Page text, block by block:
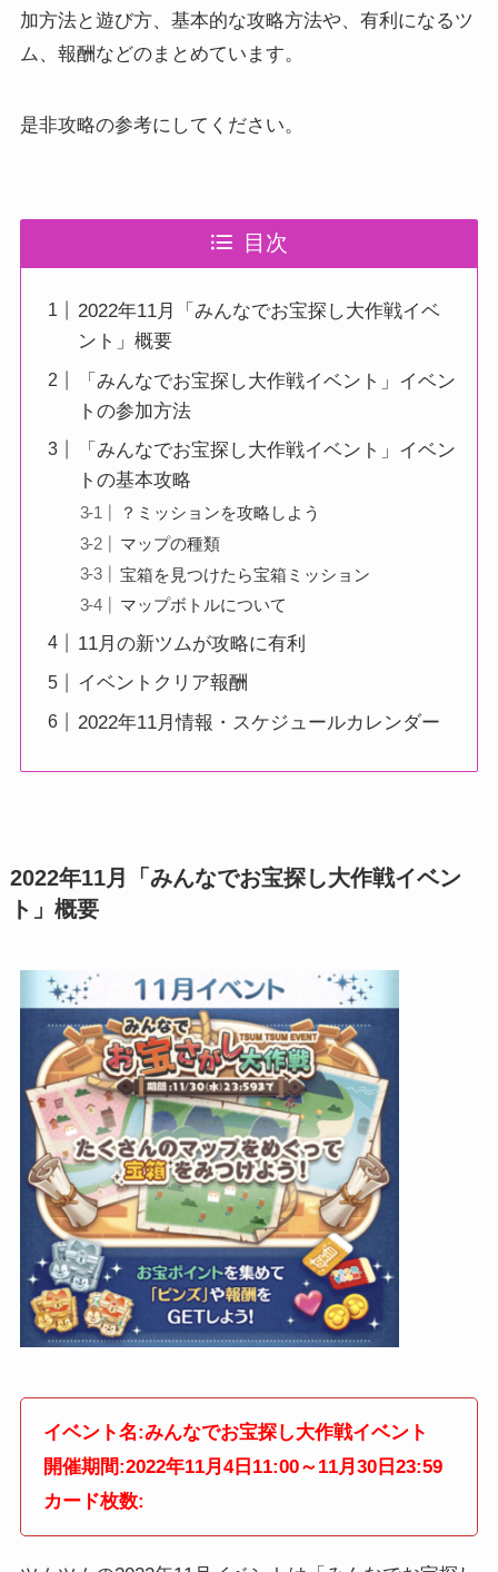
加方法と遊び方、基本的な攻略方法や、有利になるツ
ム、報酬などのまとめています。
是非攻略の参考にしてください。
目次
2022年11月「みんなでお宝探し大作戦イベ
ント」概要
「みんなでお宝探し大作戦イベント」イベン
トの参加方法
「みんなでお宝探し大作戦イベント」イベン
トの基本攻略
？ミッションを攻略しよう
マップの種類
宝箱を見つけたら宝箱ミッション
マップボトルについて
11月の新ツムが攻略に有利
イベントクリア報酬
2022年11月情報・スケジュールカレンダー
2022年11月「みんなでお宝探し大作戦イベン
ト」概要
イベント名:みんなでお宝探し大作戦イベント
開催期間:2022年11月4日11:00～11月30日23:59
カード枚数: